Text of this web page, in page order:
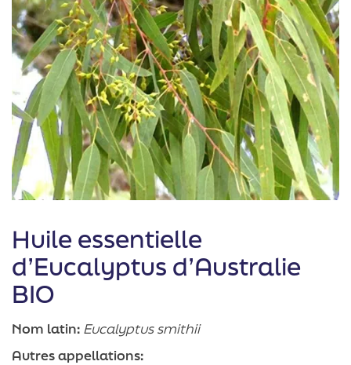
Huile essentielle
d’Eucalyptus d’Australie
BIO
Nom latin: Eucalyptus smithii
Autres appellations: